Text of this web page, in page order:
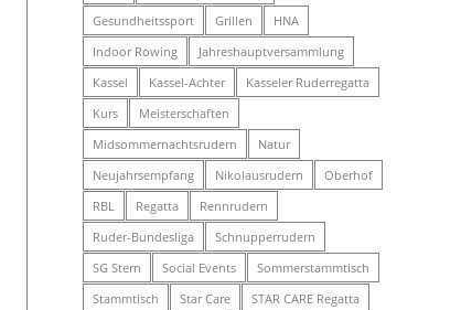
Gesundheitssport
Grillen
HNA
Indoor Rowing
Jahreshauptversammlung
Kassel
Kassel-Achter
Kasseler Ruderregatta
Kurs
Meisterschaften
Midsommernachtsrudern
Natur
Neujahrsempfang
Nikolausrudern
Oberhof
RBL
Regatta
Rennrudern
Ruder-Bundesliga
Schnupperrudern
SG Stern
Social Events
Sommerstammtisch
Stammtisch
Star Care
STAR CARE Regatta